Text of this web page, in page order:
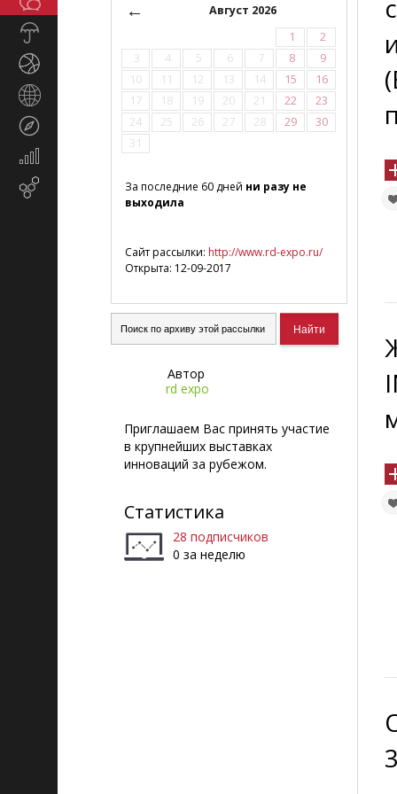
Экономика
маркетинг
←
Август 2026
1
2
3
4 5 6 7 8
9
10
11 12 13 14 15
16
17
18 19 20 21 22
23
24
25 26 27 28 29
30
31
За последние 60 дней ни разу не
выходила
Сайт рассылки: http://www.rd-expo.ru/
Открыта: 12-09-2017
Автор
rd expo
Приглашаем Вас принять участие
в крупнейших выставках
инноваций за рубежом.
Статистика
28 подписчиков
0 за неделю